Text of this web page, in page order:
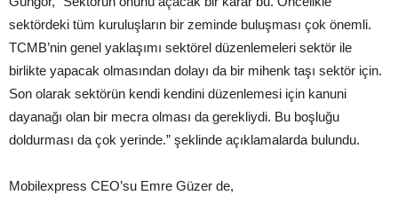
sektördeki tüm kuruluşların bir zeminde buluşması çok önemli.
TCMB’nin genel yaklaşımı sektörel düzenlemeleri sektör ile
birlikte yapacak olmasından dolayı da bir mihenk taşı sektör için.
Son olarak sektörün kendi kendini düzenlemesi için kanuni
dayanağı olan bir mecra olması da gerekliydi. Bu boşluğu
doldurması da çok yerinde.” şeklinde açıklamalarda bulundu.
Mobilexpress CEO’su Emre Güzer de,